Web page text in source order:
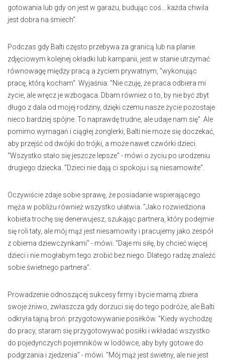
gotowania lub gdy on jest w garażu, budując coś... każda chwila
jest dobra na śmiech".
Podczas gdy Balti często przebywa za granicą lub na planie
zdjęciowym kolejnej okładki lub kampanii, jest w stanie utrzymać
równowagę między pracą a życiem prywatnym, "wykonując
pracę, którą kocham". Wyjaśnia: "Nie czuję, że praca odbiera mi
życie, ale wręcz je wzbogaca. Dbam również o to, by nie być zbyt
długo z dala od mojej rodziny, dzięki czemu nasze życie pozostaje
nieco bardziej spójne. To naprawdę trudne, ale udaje nam się". Ale
pomimo wymagań i ciągłej żonglerki, Balti nie może się doczekać,
aby przejść od dwójki do trójki, a może nawet czwórki dzieci.
"Wszystko stało się jeszcze lepsze" - mówi o życiu po urodzeniu
drugiego dziecka. "Dzieci nie dają ci spokoju i są niesamowite".
Oczywiście zdaje sobie sprawę, że posiadanie wspierającego
męża w pobliżu również wszystko ułatwia. "Jako rozwiedziona
kobieta trochę się denerwujesz, szukając partnera, który podejmie
się roli taty, ale mój mąż jest niesamowity i pracujemy jako zespół
z obiema dziewczynkami" - mówi. "Daje mi siłę, by chcieć więcej
dzieci i nie mogłabym tego zrobić bez niego. Dlatego radzę znaleźć
sobie świetnego partnera".
Prowadzenie odnoszącej sukcesy firmy i bycie mamą zbiera
swoje żniwo, zwłaszcza gdy dorzuci się do tego podróże, ale Balti
odkryła tajną broń: przygotowywanie posiłków. "Kiedy wychodzę
do pracy, staram się przygotowywać posiłki i wkładać wszystko
do pojedynczych pojemników w lodówce, aby były gotowe do
podgrzania i zjedzenia" - mówi. "Mój mąż jest świetny, ale nie jest